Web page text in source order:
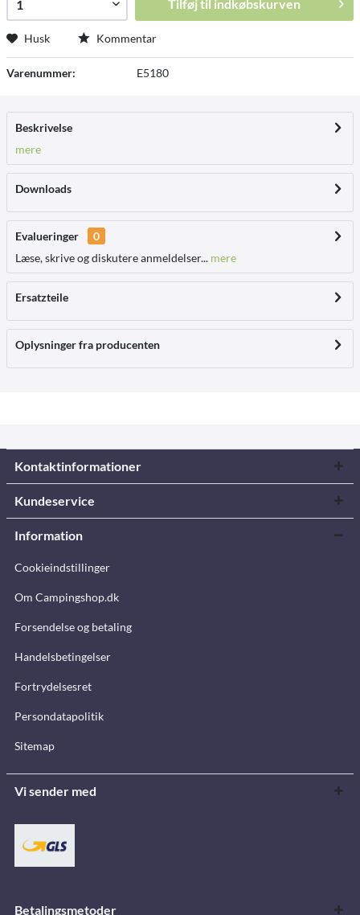
Tilføj til indkøbskurven
Husk Kommentar
Varenummer: E5180
Beskrivelse
mere
Downloads
Evalueringer
0
Læse, skrive og diskutere anmeldelser... mere
Ersatzteile
Oplysninger fra producenten
Kontaktinformationer
Kundeservice
Information
Cookieindstillinger
Om Campingshop.dk
Forsendelse og betaling
Handelsbetingelser
Fortrydelsesret
Persondatapolitik
Sitemap
Vi sender med
Betalingsmetoder